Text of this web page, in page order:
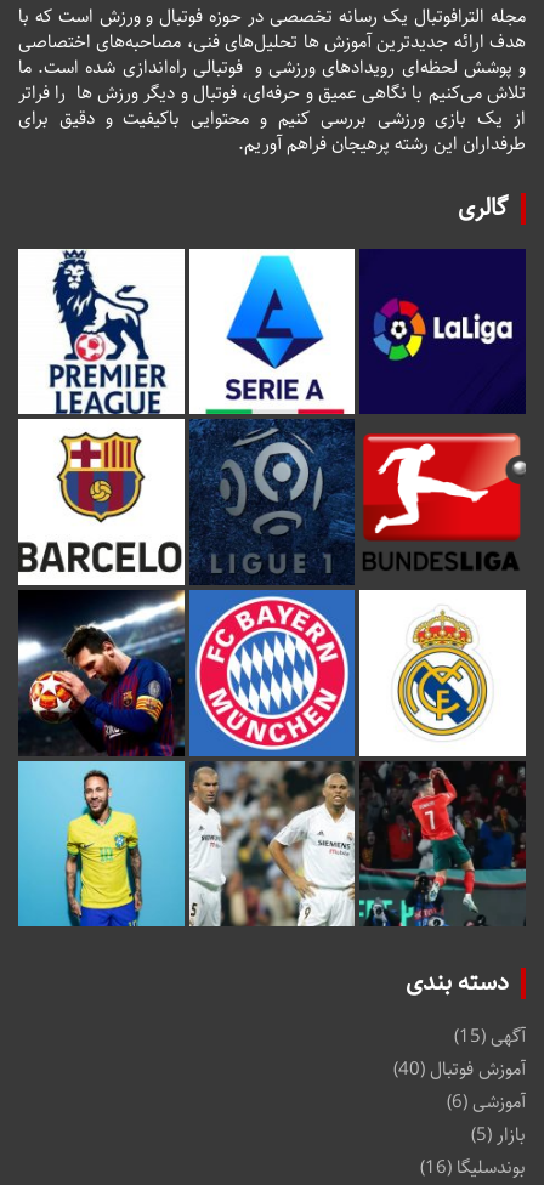
مجله الترافوتبال یک رسانه تخصصی در حوزه فوتبال و ورزش است که با
هدف ارائه جدیدترین آموزش ها تحلیل‌های فنی، مصاحبه‌های اختصاصی
و پوشش لحظه‌ای رویدادهای ورزشی و فوتبالی راه‌اندازی شده است. ما
تلاش می‌کنیم با نگاهی عمیق و حرفه‌ای، فوتبال و دیگر ورزش ها را فراتر
از یک بازی ورزشی بررسی کنیم و محتوایی باکیفیت و دقیق برای
طرفداران این رشته پرهیجان فراهم آوریم.
گالری
دسته بندی
آگهی(15)
آموزش فوتبال (40)
آموزشی(6)
بازار (5)
بوندسلیگا (16)